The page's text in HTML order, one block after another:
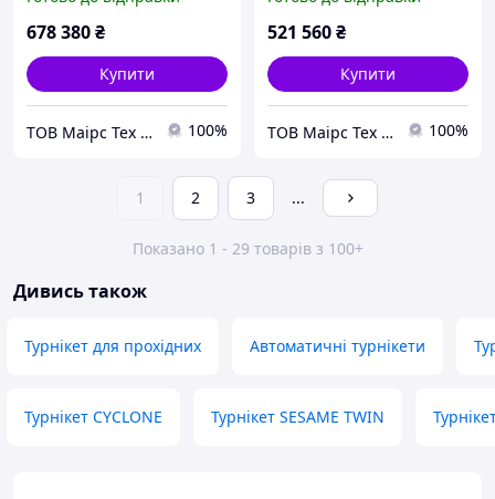
678 380₴
Купити
ТОВ Маірс Тех - Комплексні рішення для забезпечення безпеки та контролю доступу 100%
521 560₴
Купити
ТОВ Маірс Тех - Комплексні рішення для забезпечення безпеки та контролю доступу 100%
1 2 3 ...
Показано 1 - 29 товарів з 100+
Дивись також
Турнікет для прохідних Автоматичні турнікети
Турнікет CYCLONE Турнікет SESAME TWIN